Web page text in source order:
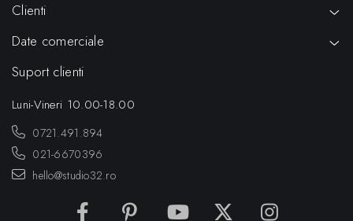
Clienti
Date comerciale
Suport clienti
Luni-Vineri 10.00-18.00
0721.491.894
021-6670396
hello@studio32.ro